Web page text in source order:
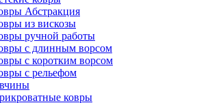
Абстракция
из вискозы
ручной работы
с длинным ворсом
с коротким ворсом
с рельефом
ковры